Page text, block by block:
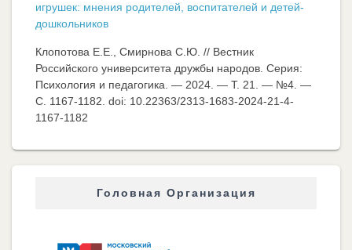
игрушек: мнения родителей, воспитателей и детей-
дошкольников
Клопотова Е.Е., Смирнова С.Ю. // Вестник
Российского университета дружбы народов. Серия:
Психология и педагогика. — 2024. — Т. 21. — №4. —
C. 1167-1182. doi: 10.22363/2313-1683-2024-21-4-
1167-1182
Головная Организация